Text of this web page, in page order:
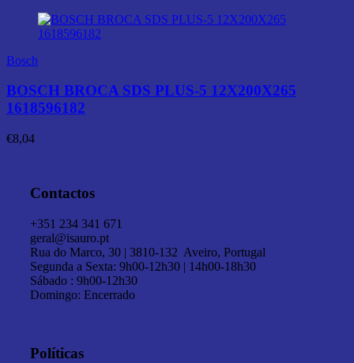
Bosch
BOSCH BROCA SDS PLUS-5 12X200X265
1618596182
€8,04
Contactos
+351 234 341 671
geral@isauro.pt
Rua do Marco, 30 | 3810-132 Aveiro, Portugal
Segunda a Sexta: 9h00-12h30 | 14h00-18h30
Sábado : 9h00-12h30
Domingo: Encerrado
Políticas